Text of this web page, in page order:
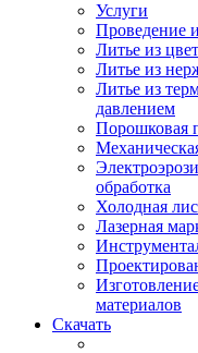
Услуги
Проведение
Литье из
Литье из
Литье из
давлением
Порошковая
обработка
Холодная
Лазерная
материалов
Скачать